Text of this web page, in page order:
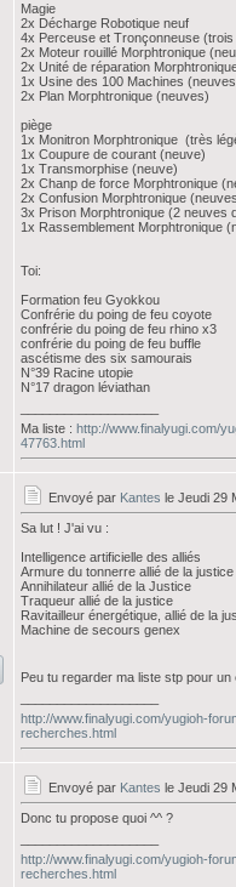
Magie
2x Décharge Robotique neuf
4x Perceuse et Tronçonneuse
2x Moteur rouillé Morphtronique
2x Unité de réparation
1x Usine des 100 Machines
2x Plan Morphtronique (neuves)
piège
1x Monitron Morphtronique (très
1x Coupure de courant (neuve)
1x Transmorphise (neuve)
2x Chanp de force Morphtronique
2x Confusion Morphtronique
3x Prison Morphtronique (2 neuves
1x Rassemblement Morphtronique
Toi:
Formation feu Gyokkou
Confrérie du poing de feu coyote
confrérie du poing de feu rhino x3
confrérie du poing de feu buffle
ascétisme des six samourais
N°39 Racine utopie
N°17 dragon léviathan
Ma liste : http://www.finalyugi.com/
47763.html
Envoyé par Kantes le Jeudi 29
Sa lut ! J'ai vu :
Intelligence artificielle des alliés
Armure du tonnerre allié de la justice
Annihilateur allié de la Justice
Traqueur allié de la justice
Ravitailleur énergétique, allié de la
Machine de secours genex
Peu tu regarder ma liste stp pour un
http://www.finalyugi.com/yugioh-
recherches.html
Envoyé par Kantes le Jeudi 29
Donc tu propose quoi ^^ ?
http://www.finalyugi.com/yugioh-
recherches.html